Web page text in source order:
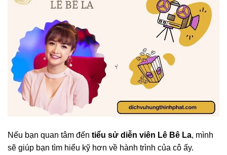
Nếu bạn quan tâm đến tiểu sử diễn viên Lê Bê La, mình
sẽ giúp bạn tìm hiểu kỹ hơn về hành trình của cô ấy.